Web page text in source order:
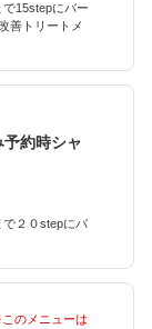
15stepにバー
善トリートメ
約時シャ
で２０stepにバ
のメニューは